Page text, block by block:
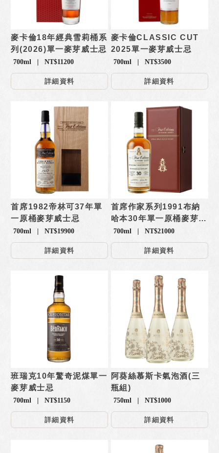
麥卡倫18年經典雪莉桶系
列(2026)單一麥芽威士忌
700ml | NT$11200
詳細資料
麥卡倫CLASSIC CUT
2025單一麥芽威士忌
700ml | NT$3500
詳細資料
首席1982帝林可37年單
一原桶麥芽威士忌
700ml | NT$19900
詳細資料
首席作家系列1991布納
哈本30年單一原桶麥芽威
士忌
700ml | NT$21000
詳細資料
班瑞克10年驚奇泥煤單一
麥芽威士忌
700ml | NT$1150
詳細資料
阿葵絲慕斯卡氣泡酒(三
瓶組)
750ml | NT$1000
詳細資料